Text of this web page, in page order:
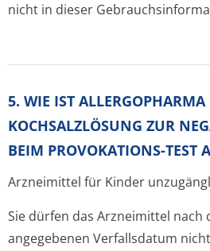
nicht in dieser
5. WIE IST ALLERGOPHARMA
KOCHSALZLÖSUNG ZUR
BEIM PROVOKATIONS-TEST
Arzneimittel für Kinder
Sie dürfen das Arzneimittel nach
angegebenen Verfallsdatum